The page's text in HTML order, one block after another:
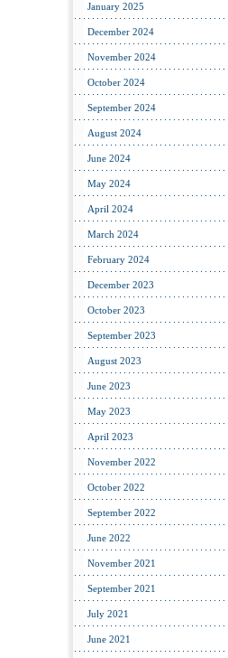
January 2025
December 2024
November 2024
October 2024
September 2024
August 2024
June 2024
May 2024
April 2024
March 2024
February 2024
December 2023
October 2023
September 2023
August 2023
June 2023
May 2023
April 2023
November 2022
October 2022
September 2022
June 2022
November 2021
September 2021
July 2021
June 2021